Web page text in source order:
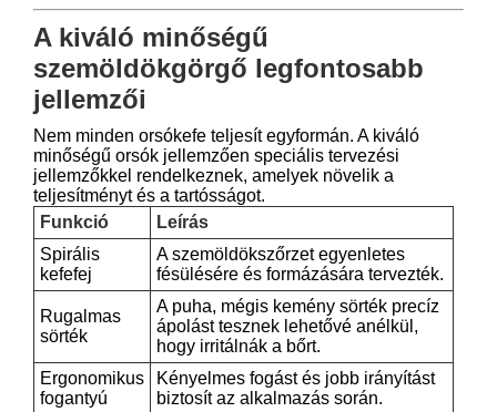
A kiváló minőségű
szemöldökgörgő legfontosabb
jellemzői
Nem minden orsókefe teljesít egyformán. A kiváló
minőségű orsók jellemzően speciális tervezési
jellemzőkkel rendelkeznek, amelyek növelik a
teljesítményt és a tartósságot.
Funkció
Leírás
Spirális
kefefej
A szemöldökszőrzet egyenletes
fésülésére és formázására tervezték.
Rugalmas
sörték
A puha, mégis kemény sörték precíz
ápolást tesznek lehetővé anélkül,
hogy irritálnák a bőrt.
Ergonomikus
fogantyú
Kényelmes fogást és jobb irányítást
biztosít az alkalmazás során.